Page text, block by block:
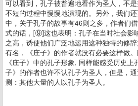
可以看到，孔子被普遍地看作为圣人，不
不短的过程中慢慢地演现的。另外，我们
中，关于孔子的故事有46则之多，作者们
式的话，[⑨]这也表明：孔子在当时社会影
之高，诱使他们广泛地运用这种独特的修
有名，《庄子》的作者就没有必要这样做
《庄子》中的孔子形象, 同样能感受历史
子》的作者也许不认孔子为圣人，但是，
测：其他大量的人以孔子为圣人。